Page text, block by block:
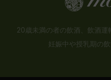
20歳未満の者の飲酒、飲酒運
妊娠中や授乳期の